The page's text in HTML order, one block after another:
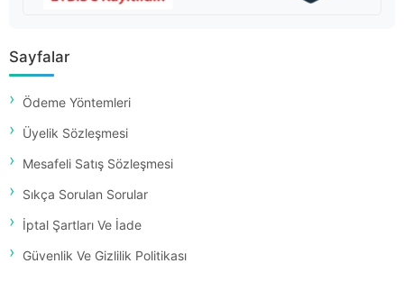
Sayfalar
Ödeme Yöntemleri
Üyelik Sözleşmesi
Mesafeli Satış Sözleşmesi
Sıkça Sorulan Sorular
İptal Şartları Ve İade
Güvenlik Ve Gizlilik Politikası